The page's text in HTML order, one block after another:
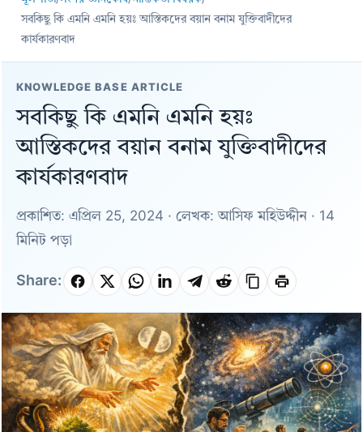
সবকিছু কি এমনি এমনি হয়ঃ আস্তিকদের বয়ান বনাম যুক্তিবাদীদের
কার্যকারণবাদ
KNOWLEDGE BASE ARTICLE
সবকিছু কি এমনি এমনি হয়ঃ
আস্তিকদের বয়ান বনাম যুক্তিবাদীদের
কার্যকারণবাদ
প্রকাশিত: এপ্রিল 25, 2024 · লেখক: আসিফ মহিউদ্দীন · 14
মিনিট পড়া
Share: